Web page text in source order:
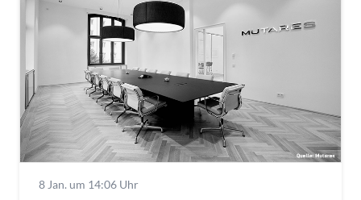
8 Jan. um 14:06 Uhr